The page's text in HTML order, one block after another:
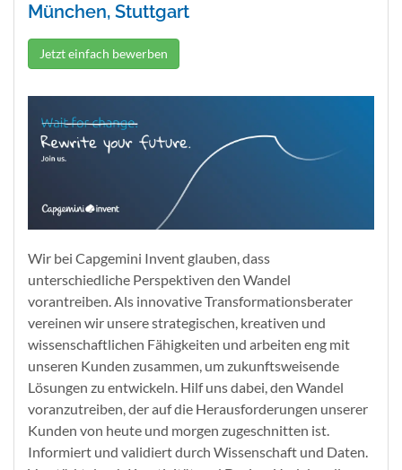
München, Stuttgart
Jetzt einfach bewerben
Wir bei Capgemini Invent glauben, dass
unterschiedliche Perspektiven den Wandel
vorantreiben. Als innovative Transformationsberater
vereinen wir unsere strategischen, kreativen und
wissenschaftlichen Fähigkeiten und arbeiten eng mit
unseren Kunden zusammen, um zukunftsweisende
Lösungen zu entwickeln. Hilf uns dabei, den Wandel
voranzutreiben, der auf die Herausforderungen unserer
Kunden von heute und morgen zugeschnitten ist.
Informiert und validiert durch Wissenschaft und Daten.